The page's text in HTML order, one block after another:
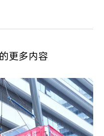
更多内容